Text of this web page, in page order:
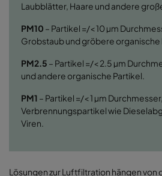
Laubblätter, Haare und andere
PM10 – Partikel =/< 10 µm
Grobstaub und gröbere organische
PM2.5 – Partikel =/< 2.5 µm
und andere organische Partikel.
PM1 – Partikel =/< 1 µm
Verbrennungspartikel wie
Viren.
Lösungen zur Luftfiltration hängen